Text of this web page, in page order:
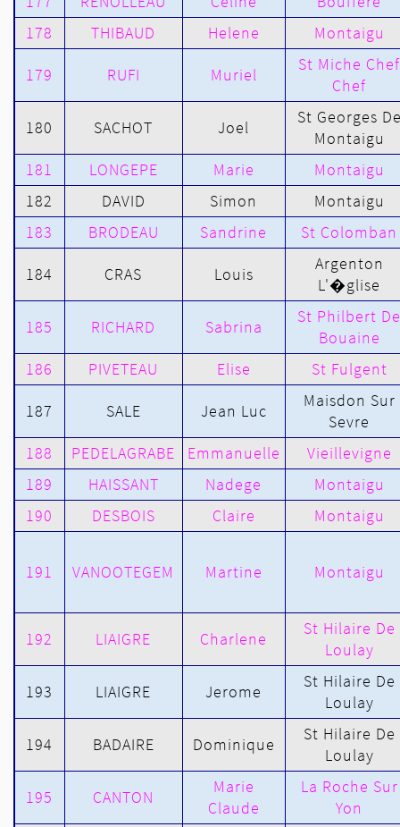
178
THIBAUD Helene Montaigu
179 RUFI Muriel
St Miche Chef
Chef
180 SACHOT Joel
St Georges
Montaigu
181
LONGEPE Marie
Montaigu
182
DAVID Simon
Montaigu
183
BRODEAU Sandrine St Colomban
184 CRAS Louis
Argenton
L'�glise
185 RICHARD Sabrina
St Philbert De
Bouaine
186
PIVETEAU Elise St Fulgent
187 SALE Jean Luc
Maisdon Sur
Sevre
188
PEDELAGRABE Emmanuelle
Vieillevigne
189
HAISSANT Nadege
Montaigu
190
DESBOIS Claire Montaigu
191 VANOOTEGEM Martine Montaigu
192 LIAIGRE Charlene
St Hilaire De
Loulay
193 LIAIGRE Jerome
St Hilaire De
Loulay
194 BADAIRE Dominique
St Hilaire De
Loulay
195 CANTON
Marie
Claude
La Roche Sur
Yon